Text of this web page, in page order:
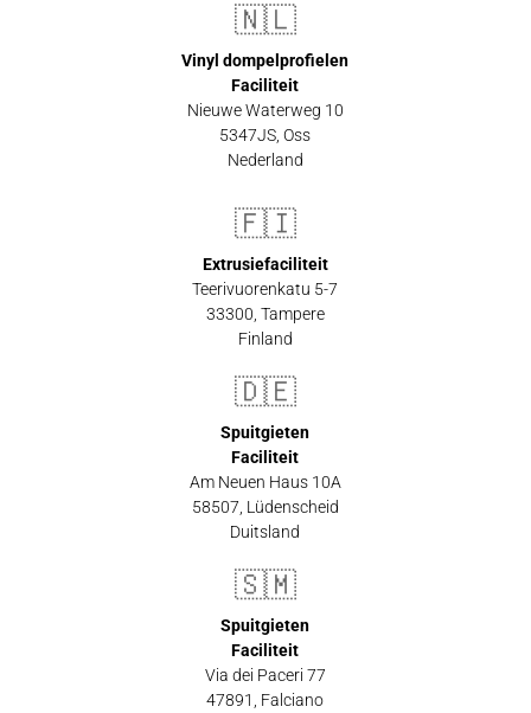
🇳🇱
Vinyl dompelprofielen
Faciliteit
Nieuwe Waterweg 10
5347JS, Oss
Nederland
🇫🇮
Extrusiefaciliteit
Teerivuorenkatu 5-7
33300 Tampere
Finland
🇩🇪
Spuitgieten
Faciliteit
Am Neuen Haus 10A
58507 Lüdenscheid
Duitsland
🇸🇲
Spuitgieten
Faciliteit
Via dei Paceri 77
47891
Falciano